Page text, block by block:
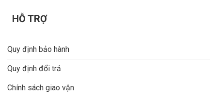
HỖ TRỢ
Quy định bảo hành
Quy định đổi trả
Chính sách giao vận